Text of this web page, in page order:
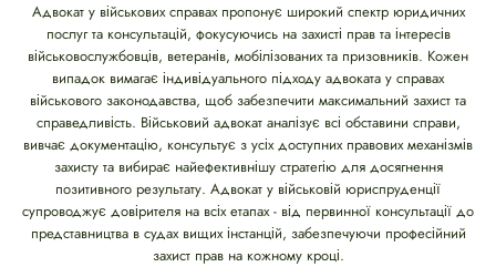
Адвокат у військових справах пропонує широкий спектр юридичних
послуг та консультацій, фокусуючись на захисті прав та інтересів
військовослужбовців, ветеранів, мобілізованих та призовників. Кожен
випадок вимагає індивідуального підходу адвоката у справах
військового законодавства, щоб забезпечити максимальний захист та
справедливість. Військовий адвокат аналізує всі обставини справи,
вивчає документацію, консультує з усіх доступних правових механізмів
захисту та вибирає найефективнішу стратегію для досягнення
позитивного результату. Адвокат у військовій юриспруденції
супроводжує довірителя на всіх етапах - від первинної консультації до
представництва в судах вищих інстанцій, забезпечуючи професійний
захист прав на кожному кроці.